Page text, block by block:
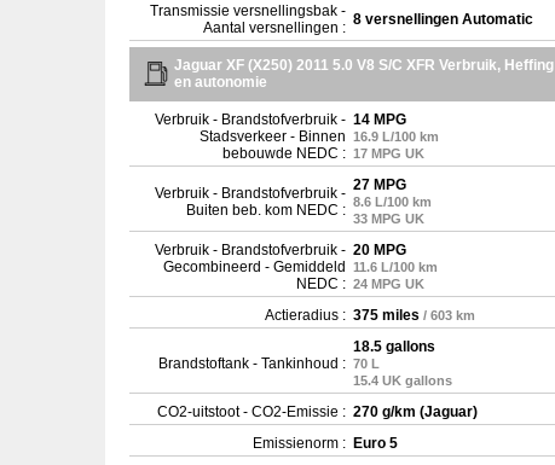
Transmissie versnellingsbak -
Aantal versnellingen : 8 versnellingen Automatic
Jaguar XF (X250) 2011 5.0 V8 S/C XFR Verbruik, Heffing
en autonomie
Verbruik - Brandstofverbruik -
Stadsverkeer - Binnen
bebouwde NEDC :
14 MPG
16.9 L/100 km
17 MPG UK
Verbruik - Brandstofverbruik -
Buiten beb. kom NEDC :
27 MPG
8.6 L/100 km
33 MPG UK
Verbruik - Brandstofverbruik -
Gecombineerd - Gemiddeld
NEDC :
20 MPG
11.6 L/100 km
24 MPG UK
Actieradius : 375 miles / 603 km
Brandstoftank - Tankinhoud :
18.5 gallons
70 L
15.4 UK gallons
CO2-uitstoot - CO2-Emissie : 270 g/km (Jaguar)
Emissienorm : Euro 5